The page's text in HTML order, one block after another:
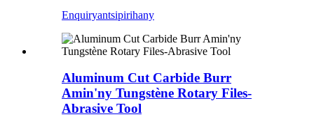
Enquiryantsipirihany
Aluminum Cut Carbide Burr
Amin'ny Tungstène Rotary Files-
Abrasive Tool